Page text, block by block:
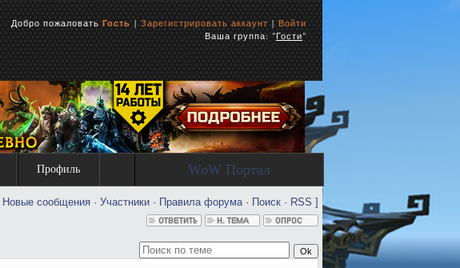
Добро пожаловать Гость | Зарегистрировать аккаунт | Войти
Ваша группа: "Гости"
Профиль WoW Портал
Новые сообщения · Участники · Правила форума· Поиск · RSS ]